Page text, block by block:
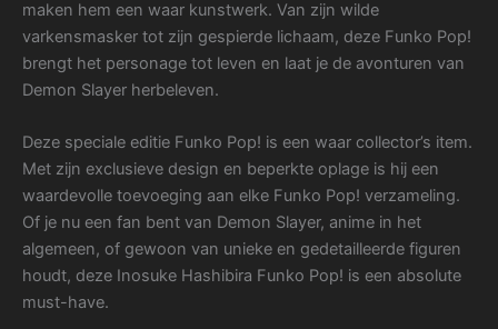
maken hem een waar kunstwerk. Van zijn wilde
varkensmasker tot zijn gespierde lichaam, deze Funko Pop!
brengt het personage tot leven en laat je de avonturen van
Demon Slayer herbeleven.
Deze speciale editie Funko Pop! is een waar collector’s item.
Met zijn exclusieve design en beperkte oplage is hij een
waardevolle toevoeging aan elke Funko Pop! verzameling.
Of je nu een fan bent van Demon Slayer, anime in het
algemeen, of gewoon van unieke en gedetailleerde figuren
houdt, deze Inosuke Hashibira Funko Pop! is een absolute
must-have.